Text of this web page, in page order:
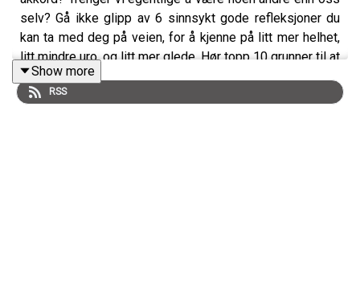
selv? Gå ikke glipp av 6 sinnsykt gode refleksjoner du
kan ta med deg på veien, for å kjenne på litt mer helhet,
litt mindre uro, og litt mer glede. Hør topp 10 grunner til at
vi ikke føler oss sett, validert og ivaretatt på jobb. Hvem
sitt ansvar er det? Hmm..
Show more
RSS